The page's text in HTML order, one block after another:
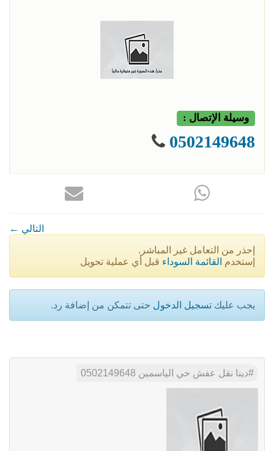
وسيلة الإتصال :
0502149648
← التالي
إحذر من التعامل غير المباشر.
إستخدم القائمة السوداء قبل أي عملية تحويل
يجب عليك تسجيل الدخول حتى تتمكن من إضافة رد.
دينا نقل عفش حي الياسمين 0502149648